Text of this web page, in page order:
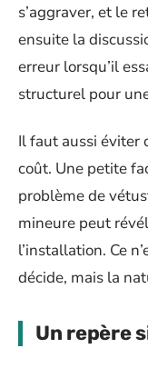
s’aggraver, et le
ensuite la
erreur lorsqu’il
structurel pour
Il faut aussi éviter
coût. Une petite
problème de
mineure peut
l’installation. Ce
décide, mais la
Un repère